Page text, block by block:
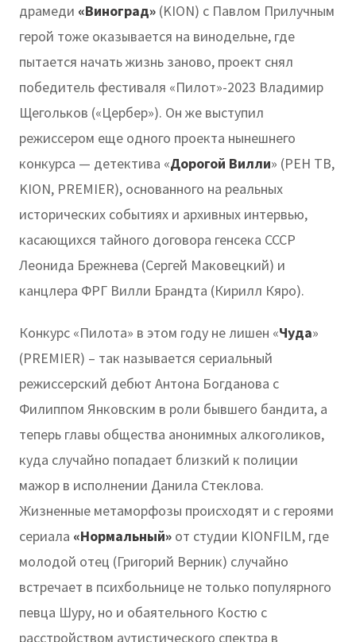
драмеди «Виноград» (KION) с Павлом Прилучным
герой тоже оказывается на винодельне, где
пытается начать жизнь заново, проект снял
победитель фестиваля «Пилот»-2023 Владимир
Щегольков («Цербер»). Он же выступил
режиссером еще одного проекта нынешнего
конкурса — детектива «Дорогой Вилли» (РЕН ТВ,
KION, PREMIER), основанного на реальных
исторических событиях и архивных интервью,
касающихся тайного договора генсека СССР
Леонида Брежнева (Сергей Маковецкий) и
канцлера ФРГ Вилли Брандта (Кирилл Кяро).
Конкурс «Пилота» в этом году не лишен «Чуда»
(PREMIER) – так называется сериальный
режиссерский дебют Антона Богданова с
Филиппом Янковским в роли бывшего бандита, а
теперь главы общества анонимных алкоголиков,
куда случайно попадает близкий к полиции
мажор в исполнении Данила Стеклова.
Жизненные метаморфозы происходят и с героями
сериала «Нормальный» от студии KIONFILM, где
молодой отец (Григорий Верник) случайно
встречает в психбольнице не только популярного
певца Шуру, но и обаятельного Костю с
расстройством аутистического спектра в